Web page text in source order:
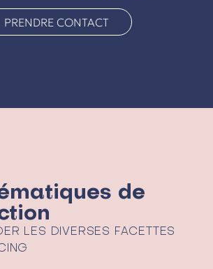
PRENDRE CONTACT
de
LES DIVERSES FACETTES